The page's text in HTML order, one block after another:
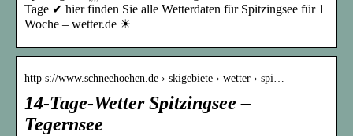
Tage ✔ hier finden Sie alle Wetterdaten für Spitzingsee für 1
Woche – wetter.de ☀
http s://www.schneehoehen.de › skigebiete › wetter › spi…
14-Tage-Wetter Spitzingsee –
Tegernsee